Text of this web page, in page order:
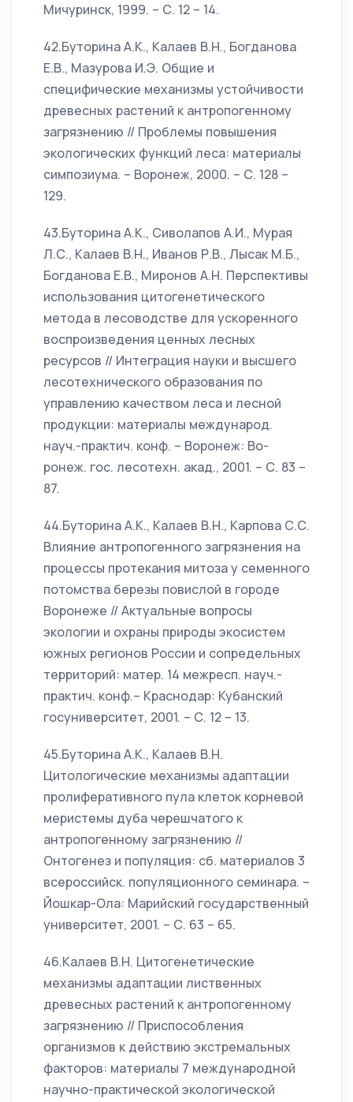
Мичуринск, 1999. – С. 12 – 14.
42.Буторина А.К., Калаев В.Н., Богданова
Е.В., Мазурова И.Э. Общие и
специфические механизмы устойчивости
древесных растений к антропогенному
загрязнению // Проблемы повышения
экологических функций леса: материалы
симпозиума. – Воронеж, 2000. – С. 128 –
129.
43.Буторина А.К., Сиволапов А.И., Мурая
Л.С., Калаев В.Н., Иванов Р.В., Лысак М.Б.,
Богданова Е.В., Миронов А.Н. Перспективы
использования цитогенетического
метода в лесоводстве для ускоренного
воспроизведения ценных лесных
ресурсов // Интеграция науки и высшего
лесотехнического образования по
управлению качеством леса и лесной
продукции: материалы международ.
науч.-практич. конф. – Воронеж: Во-
ронеж. гос. лесотехн. акад., 2001. – С. 83 –
87.
44.Буторина А.К., Калаев В.Н., Карпова С.С.
Влияние антропогенного загрязнения на
процессы протекания митоза у семенного
потомства березы повислой в городе
Воронеже // Актуальные вопросы
экологии и охраны природы экосистем
южных регионов России и сопредельных
территорий: матер. 14 межресп. науч.-
практич. конф.– Краснодар: Кубанский
госуниверситет, 2001. – С. 12 – 13.
45.Буторина А.К., Калаев В.Н.
Цитологические механизмы адаптации
пролиферативного пула клеток корневой
меристемы дуба черешчатого к
антропогенному загрязнению //
Онтогенез и популяция: сб. материалов 3
всероссийск. популяционного семинара. –
Йошкар-Ола: Марийский государственный
университет, 2001. – С. 63 – 65.
46.Калаев В.Н. Цитогенетические
механизмы адаптации лиственных
древесных растений к антропогенному
загрязнению // Приспособления
организмов к действию экстремальных
факторов: материалы 7 международной
научно-практической экологической